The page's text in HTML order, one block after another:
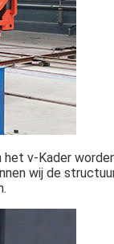
het v-Kader
wij de